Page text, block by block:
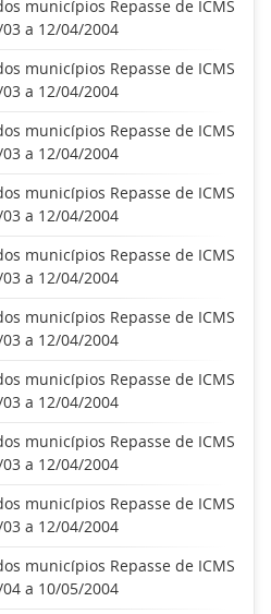
municípios Repasse de ICMS
a 12/04/2004
municípios Repasse de ICMS
a 12/04/2004
municípios Repasse de ICMS
a 12/04/2004
municípios Repasse de ICMS
a 12/04/2004
municípios Repasse de ICMS
a 12/04/2004
municípios Repasse de ICMS
a 12/04/2004
municípios Repasse de ICMS
a 12/04/2004
municípios Repasse de ICMS
a 12/04/2004
municípios Repasse de ICMS
a 12/04/2004
municípios Repasse de ICMS
a 10/05/2004